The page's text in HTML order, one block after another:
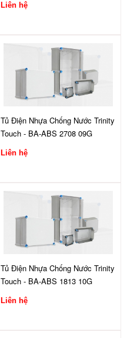
Liên hệ
Tủ Điện Nhựa Chống Nước Trinity
Touch - BA-ABS 2708 09G
Liên hệ
Tủ Điện Nhựa Chống Nước Trinity
Touch - BA-ABS 1813 10G
Liên hệ